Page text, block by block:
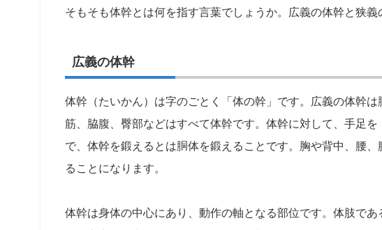
そもそも体幹とは何を指す言葉でしょうか。広義の体幹と狭義
広義の体幹
体幹（たいかん）は字のごとく「体の幹」です。広義の体幹
筋、脇腹、臀部などはすべて体幹です。体幹に対して、手足
で、体幹を鍛えるとは胴体を鍛えることです。胸や背中、腰
ることになります。
体幹は身体の中心にあり、動作の軸となる部位です。体肢で